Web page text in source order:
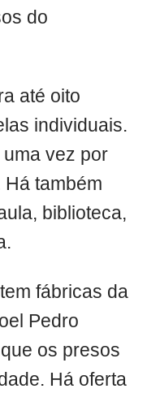
do
até oito
individuais.
vez por
também
biblioteca,
fábricas da
Pedro
os presos
Há oferta